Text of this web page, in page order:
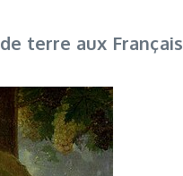
terre aux Français